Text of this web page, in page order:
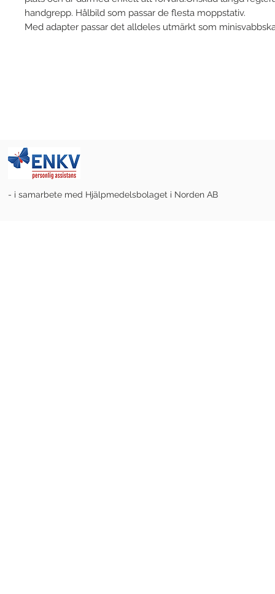
handgrepp. Hålbild som passar de flesta moppstativ.
Med adapter passar det alldeles utmärkt som
- i samarbete med Hjälpmedelsbolaget i Norden AB